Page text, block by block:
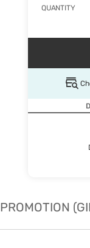
QUANTITY
PROMOTION